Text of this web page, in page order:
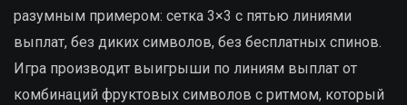
разумным примером: сетка 3×3 с пятью линиями
выплат, без диких символов, без бесплатных спинов.
Игра производит выигрыши по линиям выплат от
комбинаций фруктовых символов с ритмом, который